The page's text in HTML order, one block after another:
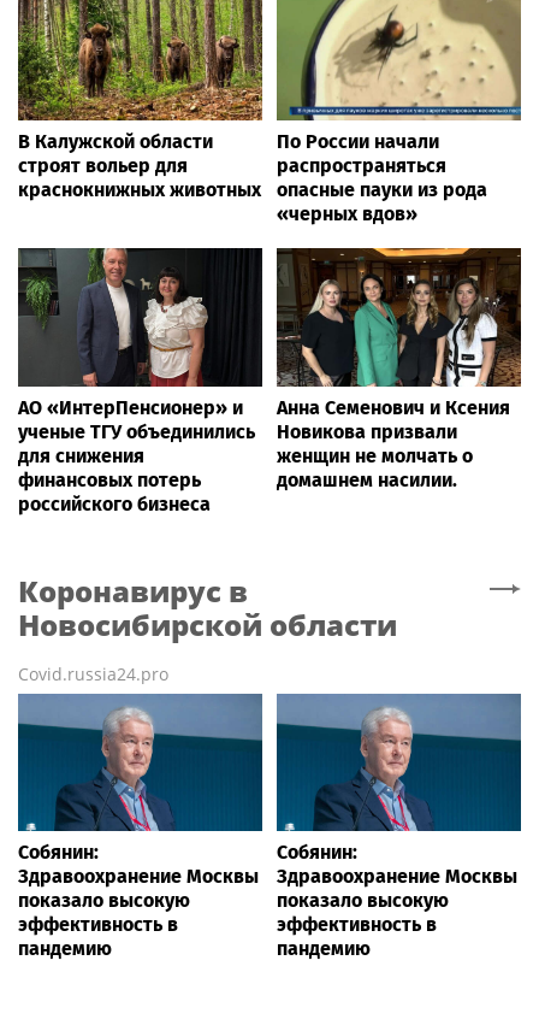
В Калужской области
строят вольер для
краснокнижных животных
По России начали
распространяться
опасные пауки из рода
«черных вдов»
АО «ИнтерПенсионер» и
ученые ТГУ объединились
для снижения
финансовых потерь
российского бизнеса
Анна Семенович и Ксения
Новикова призвали
женщин не молчать о
домашнем насилии.
Коронавирус в
Новосибирской области
Covid.russia24.pro
Собянин:
Здравоохранение Москвы
показало высокую
эффективность в
пандемию
Собянин:
Здравоохранение Москвы
показало высокую
эффективность в
пандемию